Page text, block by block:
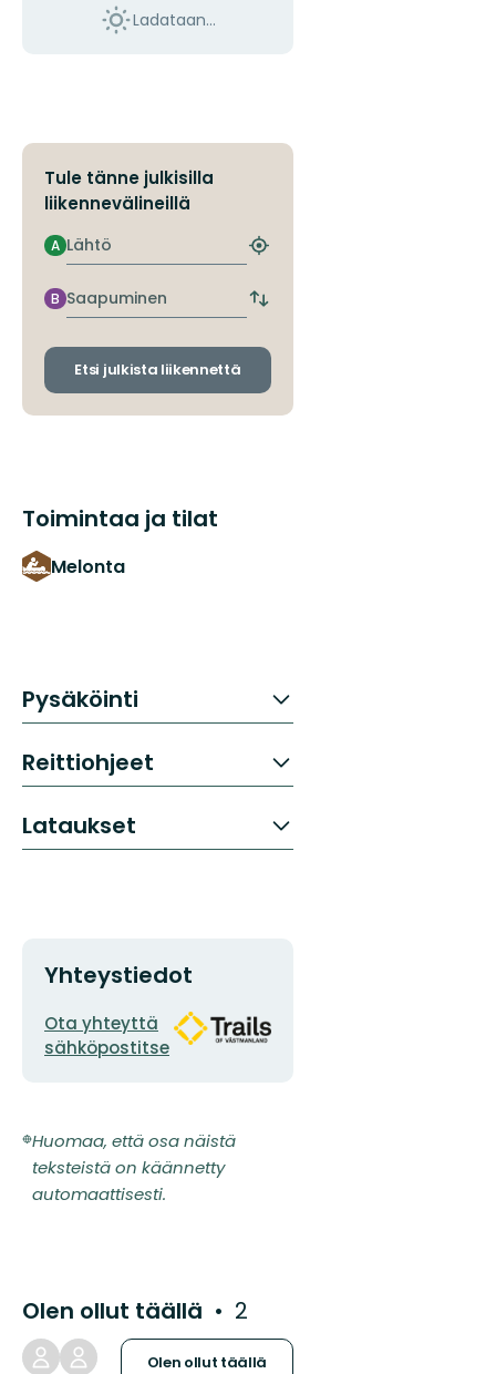
Ladataan…
Tule tänne julkisilla
liikennevälineillä
Lähtö
A
Etsi
pysäkki
Saapuminen
B
Vaihda
ja
Etsi julkista liikennettä
Toimintaa ja tilat
Melonta
Pysäköinti
Reittiohjeet
Lataukset
Yhteystiedot
Sähköpostiosoite
Ota yhteyttä
sähköpostitse
Organisaation
logotyyppi
Huomaa, että osa näistä
teksteistä on käännetty
automaattisesti.
Olen ollut täällä 2
Olen ollut täällä